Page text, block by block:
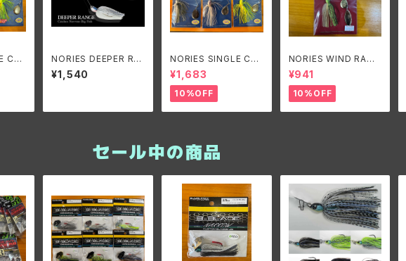
CO
NORIES DEEPER RA
NGE/ノリーズ ディーパ
ーレンジ
¥1,540
NORIES SINGLE CO
NTROL ノリーズ シン
グルコントロール 22g
#3/0 (3/4oz)
¥1,683
10%OFF
NORIES WIND RANG
E TANDEM WILLOW
3/8oz./ノリーズ ウイン
ドレンジ タンデムウィロ
ー3/8oz.
¥941
10%OFF
セール中の商品